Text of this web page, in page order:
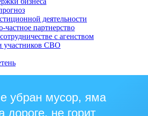
деятельности
партнерство
с агенством
участников СВО
убран мусор, яма
дороге, не горит